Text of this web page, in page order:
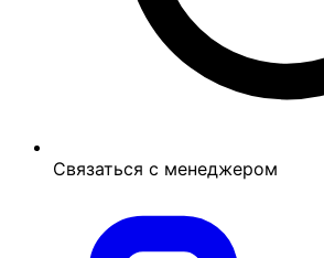
Связаться с менеджером